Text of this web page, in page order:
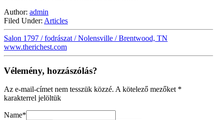
Author: admin
Filed Under: Articles
Salon 1797 / fodrászat / Nolensville / Brentwood, TN
www.therichest.com
Vélemény, hozzászólás?
Az e-mail-címet nem tesszük közzé. A kötelező mezőket *
karakterrel jelöltük
Name*